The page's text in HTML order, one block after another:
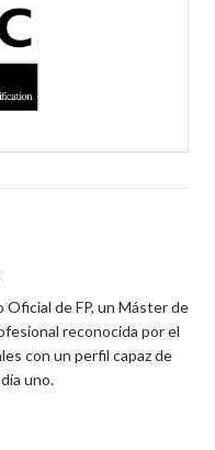
de FP, un Máster de
reconocida por el
con un perfil capaz de
uno.